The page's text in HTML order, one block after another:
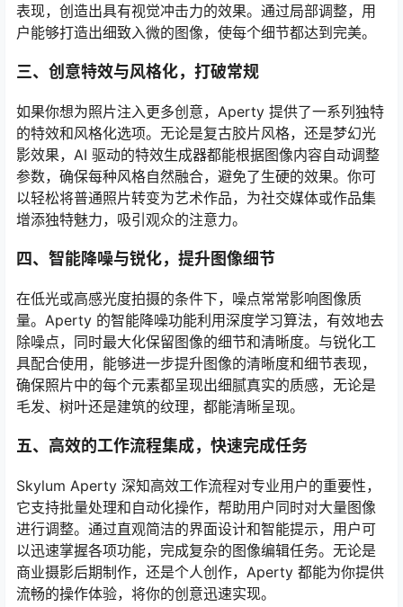
表现，创造出具有视觉冲击力的效果。通过局部调整，用
户能够打造出细致入微的图像，使每个细节都达到完美。
三、创意特效与风格化，打破常规
如果你想为照片注入更多创意，Aperty 提供了一系列独特
的特效和风格化选项。无论是复古胶片风格，还是梦幻光
影效果，AI 驱动的特效生成器都能根据图像内容自动调整
参数，确保每种风格自然融合，避免了生硬的效果。你可
以轻松将普通照片转变为艺术作品，为社交媒体或作品集
增添独特魅力，吸引观众的注意力。
四、智能降噪与锐化，提升图像细节
在低光或高感光度拍摄的条件下，噪点常常影响图像质
量。Aperty 的智能降噪功能利用深度学习算法，有效地去
除噪点，同时最大化保留图像的细节和清晰度。与锐化工
具配合使用，能够进一步提升图像的清晰度和细节表现，
确保照片中的每个元素都呈现出细腻真实的质感，无论是
毛发、树叶还是建筑的纹理，都能清晰呈现。
五、高效的工作流程集成，快速完成任务
Skylum Aperty 深知高效工作流程对专业用户的重要性，
它支持批量处理和自动化操作，帮助用户同时对大量图像
进行调整。通过直观简洁的界面设计和智能提示，用户可
以迅速掌握各项功能，完成复杂的图像编辑任务。无论是
商业摄影后期制作，还是个人创作，Aperty 都能为你提供
流畅的操作体验，将你的创意迅速实现。